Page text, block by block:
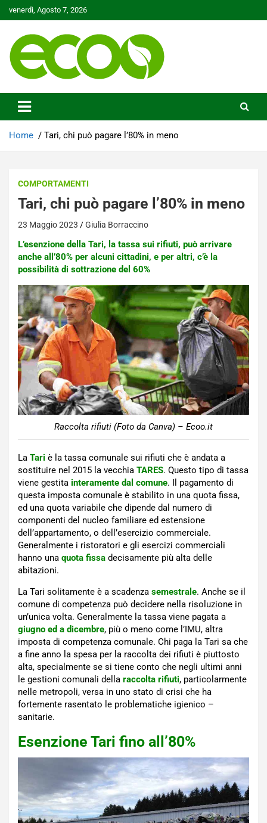
to
venerdì, Agosto 7, 2026
Ecoo.it
Home Tari, chi può pagare l’80% in meno
COMPORTAMENTI
Tari, chi può pagare l’80% in meno
23 Maggio 2023 Giulia Borraccino
L’esenzione della Tari, la tassa sui rifiuti, può arrivare
anche all’80% per alcuni cittadini, e per altri, c’è la
possibilità di sottrazione del 60%
Raccolta rifiuti (Foto da Canva) – Ecoo.it
La Tari è la tassa comunale sui rifiuti che è andata a
sostituire nel 2015 la vecchia TARES. Questo tipo di tassa
viene gestita interamente dal comune. Il pagamento di
questa imposta comunale è stabilito in una quota fissa,
ed una quota variabile che dipende dal numero di
componenti del nucleo familiare ed estensione
dell’appartamento, o dell’esercizio commerciale.
Generalmente i ristoratori e gli esercizi commerciali
hanno una quota fissa decisamente più alta delle
abitazioni.
La Tari solitamente è a scadenza semestrale. Anche se il
comune di competenza può decidere nella risoluzione in
un’unica volta. Generalmente la tassa viene pagata a
giugno ed a dicembre, più o meno come l’IMU, altra
imposta di competenza comunale. Chi paga la Tari sa che
a fine anno la spesa per la raccolta dei rifiuti è piuttosto
alta, specialmente se si tiene conto che negli ultimi anni
le gestioni comunali della raccolta rifiuti, particolarmente
nelle metropoli, versa in uno stato di crisi che ha
fortemente rasentato le problematiche igienico –
sanitarie.
Esenzione Tari fino all’80%